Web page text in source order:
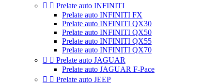
  Prelate auto INFINITI
Prelate auto INFINITI FX
Prelate auto INFINITI QX30
Prelate auto INFINITI QX50
Prelate auto INFINITI QX55
Prelate auto INFINITI QX70
  Prelate auto JAGUAR
Prelate auto JAGUAR F-Pace
  Prelate auto JEEP